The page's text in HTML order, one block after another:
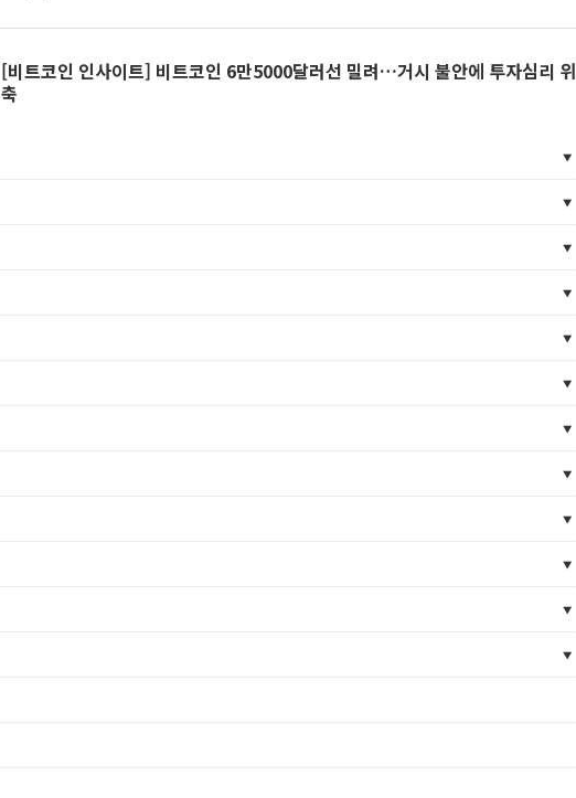
[비트코인 인사이트] 비트코인 6만5000달러선 밀려…거시 불안에 투자심리 위
축